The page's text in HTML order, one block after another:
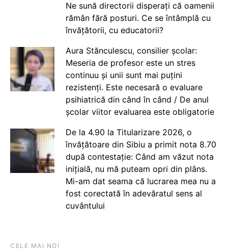
Ne sună directorii disperați că oamenii
rămân fără posturi. Ce se întâmplă cu
învățătorii, cu educatorii?
Aura Stănculescu, consilier școlar:
Meseria de profesor este un stres
continuu și unii sunt mai puțini
rezistenți. Este necesară o evaluare
psihiatrică din când în când / De anul
școlar viitor evaluarea este obligatorie
De la 4.90 la Titularizare 2026, o
învățătoare din Sibiu a primit nota 8.70
după contestație: Când am văzut nota
inițială, nu mă puteam opri din plâns.
Mi-am dat seama că lucrarea mea nu a
fost corectată în adevăratul sens al
cuvântului
CELE MAI NOI